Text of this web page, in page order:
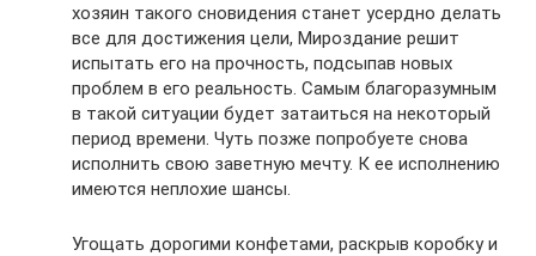
хозяин такого сновидения станет усердно делать
все для достижения цели, Мироздание решит
испытать его на прочность, подсыпав новых
проблем в его реальность. Самым благоразумным
в такой ситуации будет затаиться на некоторый
период времени. Чуть позже попробуете снова
исполнить свою заветную мечту. К ее исполнению
имеются неплохие шансы.
Угощать дорогими конфетами, раскрыв коробку и